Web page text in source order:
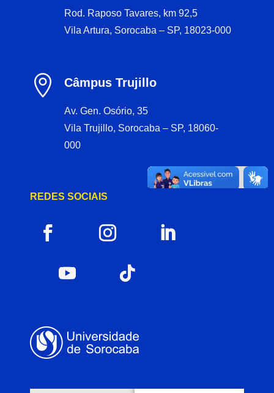
Rod. Raposo Tavares, km 92,5
Vila Artura, Sorocaba – SP, 18023-000
 Câmpus Trujillo
Av. Gen. Osório, 35
Vila Trujillo, Sorocaba – SP, 18060-
000
REDES SOCIAIS